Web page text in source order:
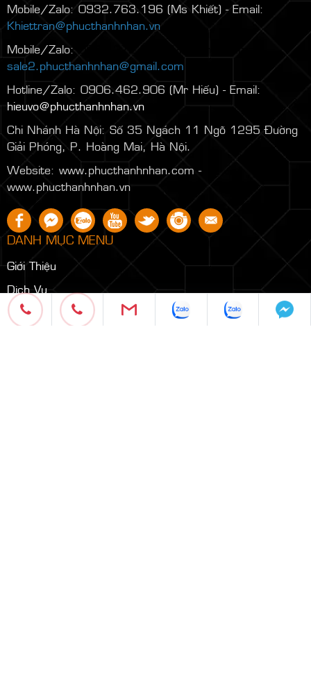
Mobile/Zalo: 0932.763.196 (Ms Khiết) - Email:
Khiettran@phucthanhnhan.vn
Mobile/Zalo:
0986.272.500
sale2.phucthanhnhan@gmail.com
Hotline/Zalo: 0906.462.906 (Mr Hiếu) - Email:
hieuvo@phucthanhnhan.vn
Chi Nhánh Hà Nội: Số 35 Ngách 11 Ngõ 1295 Đường
Giải Phóng, P. Hoàng Mai, Hà Nội.
Website: www.phucthanhnhan.com -
www.phucthanhnhan.vn
DANH MỤC MENU
Giới Thiệu
Dịch Vụ
Sản Phẩm